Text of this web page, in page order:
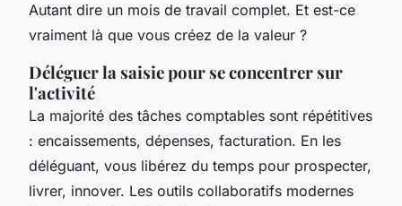
Autant dire un mois de travail complet. Et est-ce
vraiment là que vous créez de la valeur ?
Déléguer la saisie pour se concentrer sur
l'activité
La majorité des tâches comptables sont répétitives
: encaissements, dépenses, facturation. En les
déléguant, vous libérez du temps pour prospecter,
livrer, innover. Les outils collaboratifs modernes